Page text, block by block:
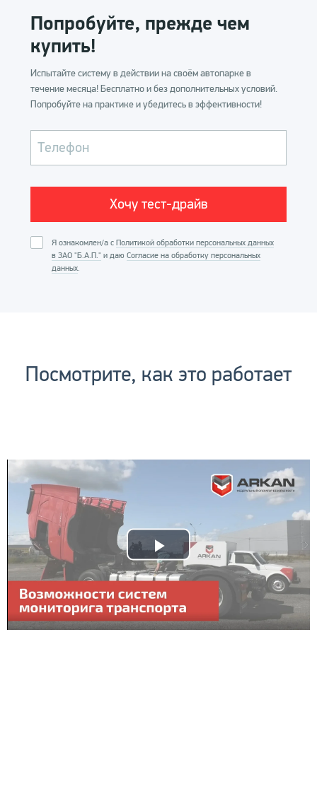
Купить систему
Попробуйте, прежде чем
купить!
Испытайте систему в действии на своём автопарке в
течение месяца! Бесплатно и без дополнительных условий.
Попробуйте на практике и убедитесь в эффективности!
Телефон
Я ознакомлен/а с Политикой обработки персональных данных
в ЗАО "Б.А.П." и даю Согласие на обработку персональных
данных
Посмотрите, как это работает
Play
Video